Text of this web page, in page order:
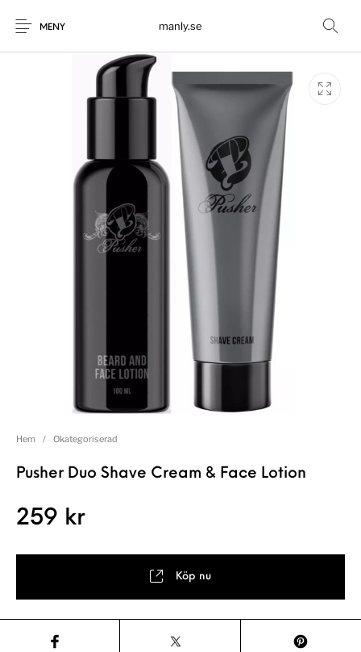
MENY manly.se
Hem / Okategoriserad
Pusher Duo Shave Cream & Face Lotion
259 kr
Köp nu